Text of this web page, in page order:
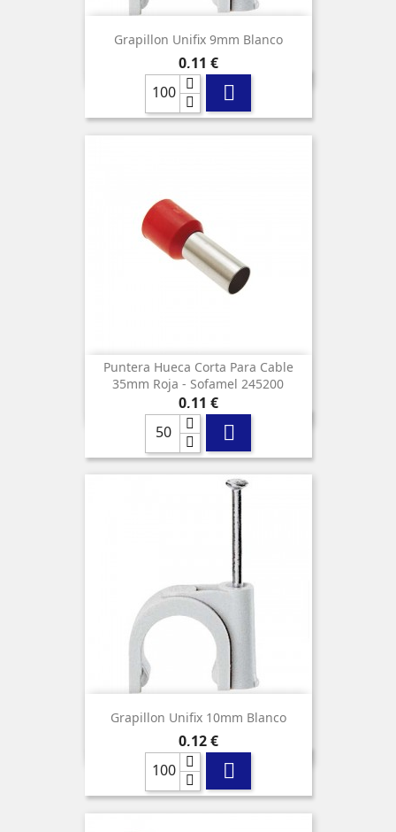
Grapillon Unifix 9mm Blanco
Precio
0,11 €

Puntera Hueca Corta Para Cable
35mm Roja - Sofamel 245200
Precio
0,11 €

Grapillon Unifix 10mm Blanco
Precio
0,12 €
